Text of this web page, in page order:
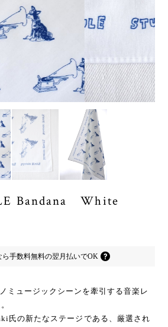
Bandana White
ら手数料無料の翌月払いでOK
ミュージックシーンを牽引する音楽レ
氏の新たなステージである、厳選され